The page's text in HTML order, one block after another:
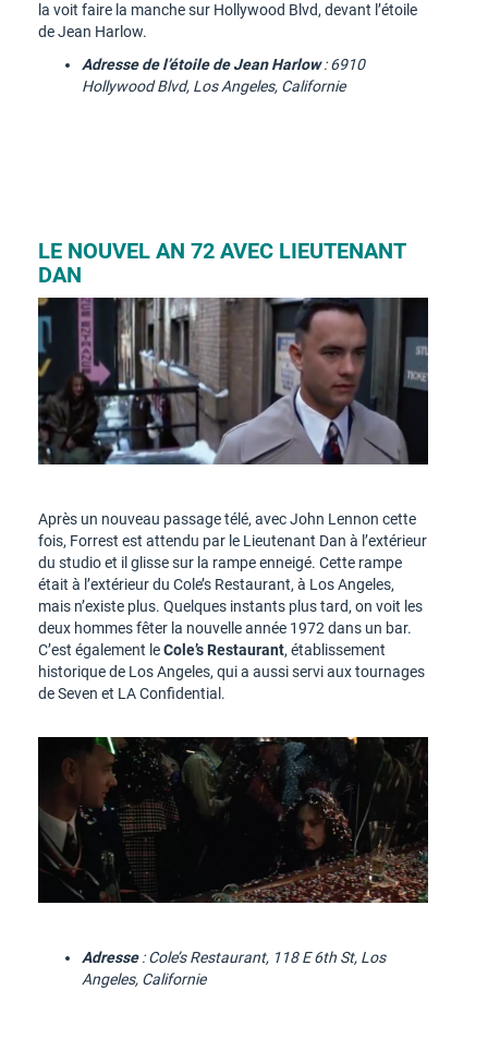
la voit faire la manche sur Hollywood Blvd, devant l’étoile
de Jean Harlow.
Adresse de l’étoile de Jean Harlow: 6910
Hollywood Blvd, Los Angeles, Californie
LE NOUVEL AN 72 AVEC LIEUTENANT
DAN
Après un nouveau passage télé, avec John Lennon cette
fois, Forrest est attendu par le Lieutenant Dan à l’extérieur
du studio et il glisse sur la rampe enneigé. Cette rampe
était à l’extérieur du Cole’s Restaurant, à Los Angeles,
mais n’existe plus. Quelques instants plus tard, on voit les
deux hommes fêter la nouvelle année 1972 dans un bar.
C’est également leCole’s Restaurant, établissement
historique de Los Angeles, qui a aussi servi aux tournages
de Seven et LA Confidential.
Adresse: Cole’s Restaurant, 118 E 6th St, Los
Angeles, Californie